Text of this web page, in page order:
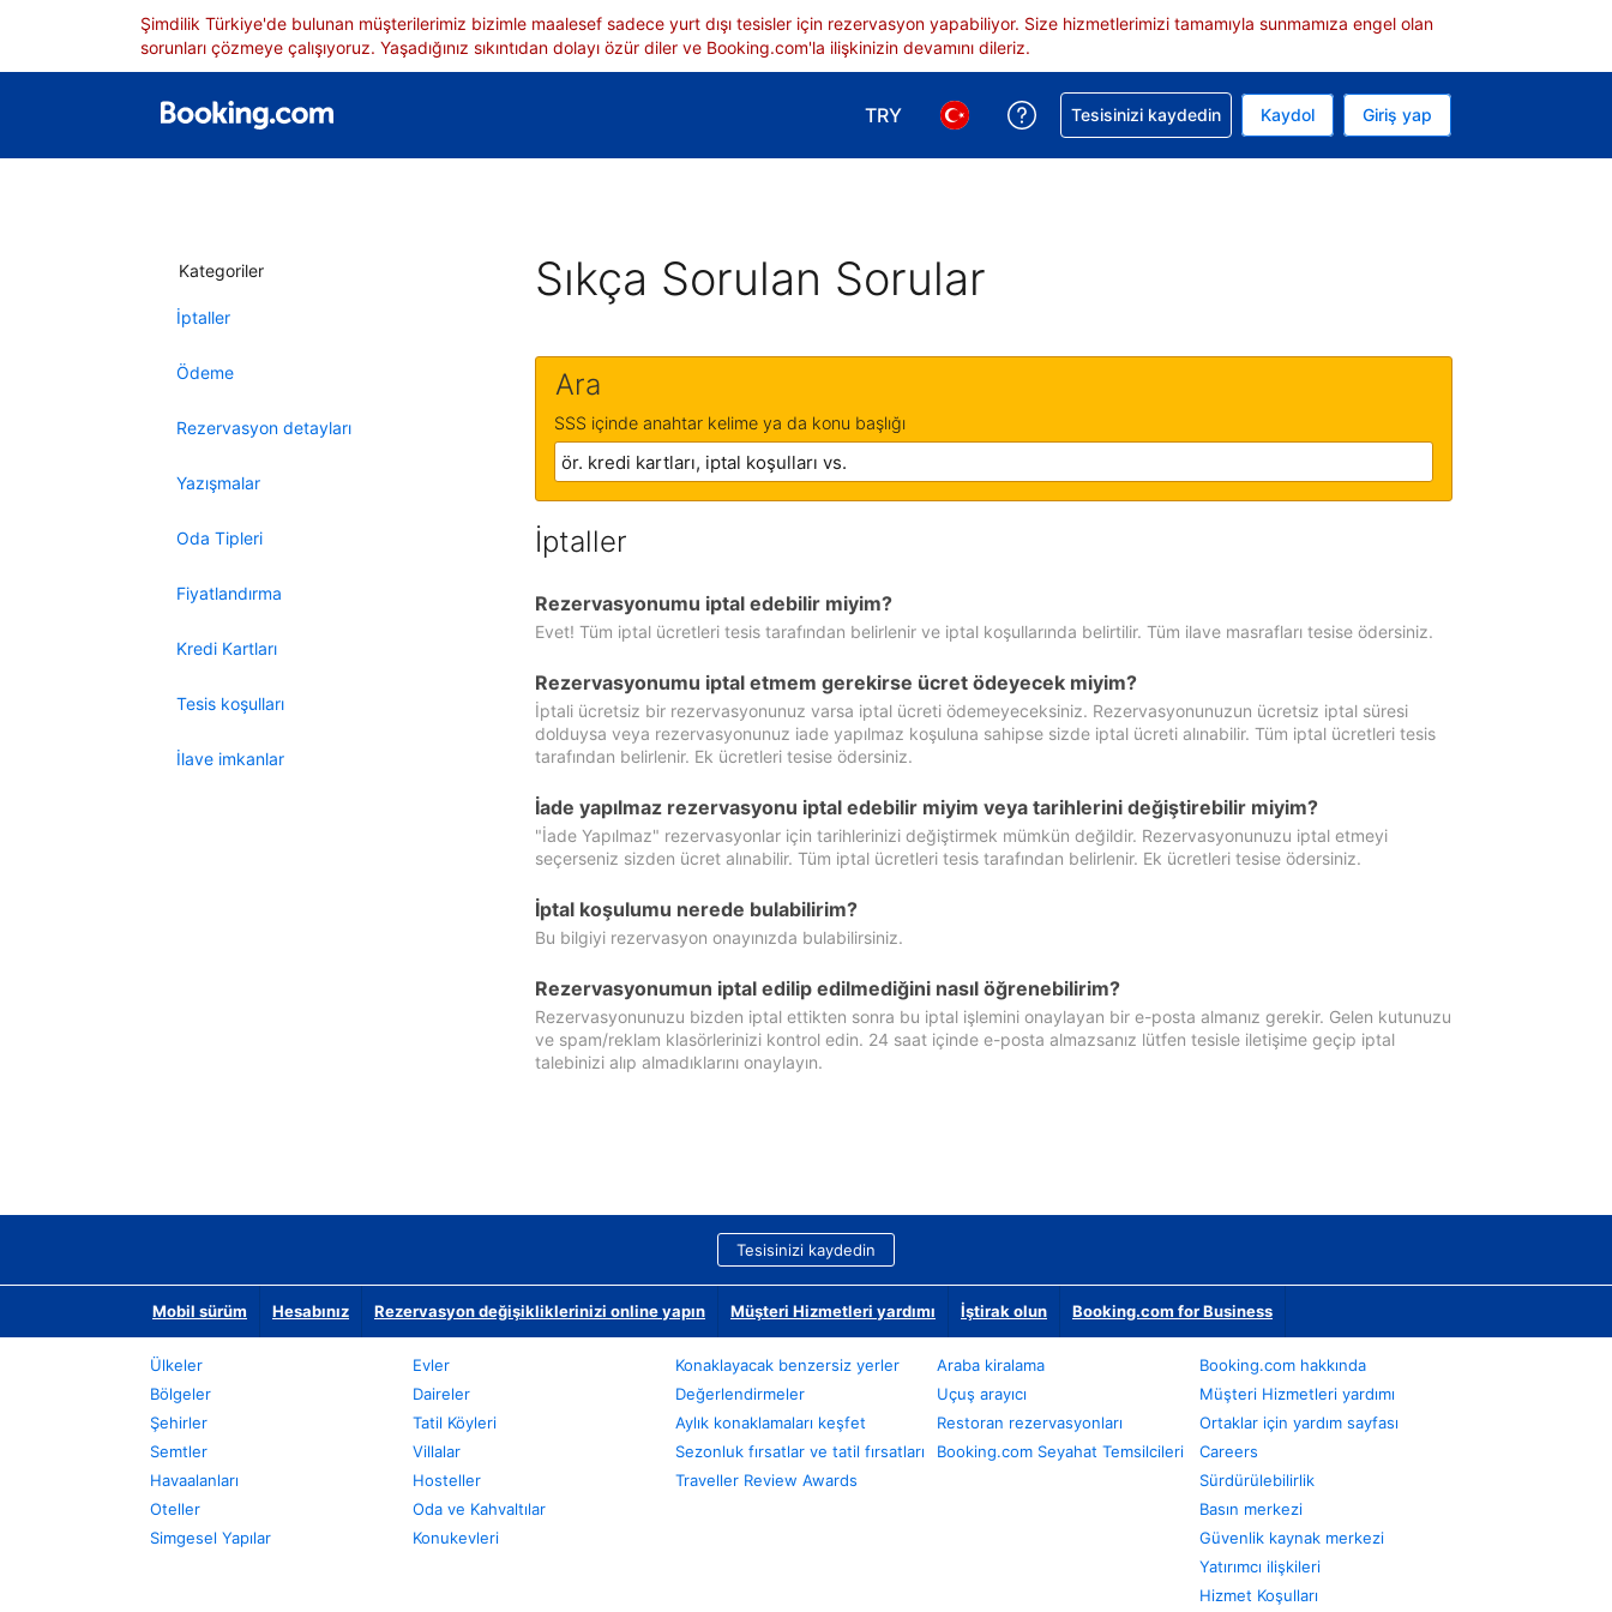
Şimdilik Türkiye'de bulunan müşterilerimiz bizimle maalesef sadece yurt dışı tesisler için rezervasyon yapabiliyor. Size hizmetlerimizi tamamıyla sunmamıza engel olan
sorunları çözmeye çalışıyoruz. Yaşadığınız sıkıntıdan dolayı özür diler ve Booking.com'la ilişkinizin devamını dileriz.
TRY
Para birimi seçimi yap. Mevcut para biriminiz Türk lirası
Dil seçimi yap. Mevcut diliniz Türkçe
Rezervasyonunuzla ilgili yardım alın
Tesisinizi kaydedin Kaydol Giriş yap
Kategoriler
İptaller
Ödeme
Rezervasyon detayları
Yazışmalar
Oda Tipleri
Fiyatlandırma
Kredi Kartları
Tesis koşulları
İlave imkanlar
Sıkça Sorulan Sorular
Ara
SSS içinde anahtar kelime ya da konu başlığı
İptaller
Rezervasyonumu iptal edebilir miyim?
Evet! Tüm iptal ücretleri tesis tarafından belirlenir ve iptal koşullarında belirtilir. Tüm ilave masrafları tesise ödersiniz.
Rezervasyonumu iptal etmem gerekirse ücret ödeyecek miyim?
İptali ücretsiz bir rezervasyonunuz varsa iptal ücreti ödemeyeceksiniz. Rezervasyonunuzun ücretsiz iptal süresi
dolduysa veya rezervasyonunuz iade yapılmaz koşuluna sahipse sizde iptal ücreti alınabilir. Tüm iptal ücretleri tesis
tarafından belirlenir. Ek ücretleri tesise ödersiniz.
İade yapılmaz rezervasyonu iptal edebilir miyim veya tarihlerini değiştirebilir miyim?
"İade Yapılmaz" rezervasyonlar için tarihlerinizi değiştirmek mümkün değildir. Rezervasyonunuzu iptal etmeyi
seçerseniz sizden ücret alınabilir. Tüm iptal ücretleri tesis tarafından belirlenir. Ek ücretleri tesise ödersiniz.
İptal koşulumu nerede bulabilirim?
Bu bilgiyi rezervasyon onayınızda bulabilirsiniz.
Rezervasyonumun iptal edilip edilmediğini nasıl öğrenebilirim?
Rezervasyonunuzu bizden iptal ettikten sonra bu iptal işlemini onaylayan bir e-posta almanız gerekir. Gelen kutunuzu
ve spam/reklam klasörlerinizi kontrol edin. 24 saat içinde e-posta almazsanız lütfen tesisle iletişime geçip iptal
talebinizi alıp almadıklarını onaylayın.
Tesisinizi kaydedin
Mobil sürüm Hesabınız Rezervasyon değişikliklerinizi online yapın Müşteri Hizmetleri yardımı İştirak olun Booking.com for Business
Ülkeler
Bölgeler
Şehirler
Semtler
Havaalanları
Oteller
Simgesel Yapılar
Evler
Daireler
Tatil Köyleri
Villalar
Hosteller
Oda ve Kahvaltılar
Konukevleri
Konaklayacak benzersiz yerler
Değerlendirmeler
Aylık konaklamaları keşfet
Sezonluk fırsatlar ve tatil fırsatları
Traveller Review Awards
Araba kiralama
Uçuş arayıcı
Restoran rezervasyonları
Booking.com Seyahat Temsilcileri
Booking.com hakkında
Müşteri Hizmetleri yardımı
Ortaklar için yardım sayfası
Careers
Sürdürülebilirlik
Basın merkezi
Güvenlik kaynak merkezi
Yatırımcı ilişkileri
Hizmet Koşulları